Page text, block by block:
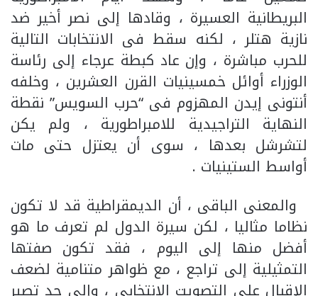
البريطانية العسيرة ، وقادها إلى نصر أخير ضد
نازية هتلر ، لكنه سقط فى الانتخابات التالية
للحرب مباشرة ، وإن عاد كبطة عرجاء إلى رئاسة
الوزراء أوائل خمسينيات القرن العشرين ، وخلفه
أنتونى إيدن المهزوم فى “حرب السويس” نقطة
النهاية التراجيدية للامبراطورية ، ولم يكن
لتشرشل بعدها ، سوى أن يعتزل حتى مات
أواسط الستينيات .
والمعنى الباقى ، أن الديمقراطية قد لا تكون
نظاما مثاليا ، لكن سيرة الدول لم تعرف ما هو
أفضل منها إلى اليوم ، فقد تكون صفتها
التمثيلية إلى تراجع ، مع ظواهر متنامية لضعف
الإقبال على التصويت الانتخابى ، وإلى حد تصير